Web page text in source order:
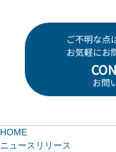
ご不明な点
お気軽にお
お問
HOME
ニュースリリース